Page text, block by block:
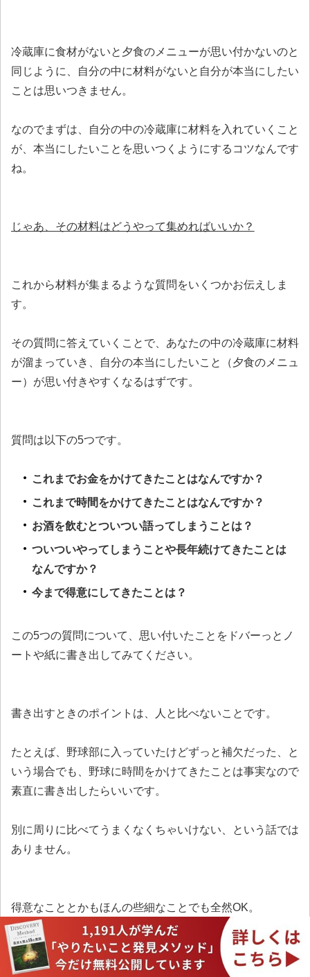
冷蔵庫に食材がないと夕食のメニューが思い付かないのと
同じように、自分の中に材料がないと自分が本当にしたい
ことは思いつきません。
なのでまずは、自分の中の冷蔵庫に材料を入れていくこと
が、本当にしたいことを思いつくようにするコツなんです
ね。
じゃあ、その材料はどうやって集めればいいか？
これから材料が集まるような質問をいくつかお伝えしま
す。
その質問に答えていくことで、あなたの中の冷蔵庫に材料
が溜まっていき、自分の本当にしたいこと（夕食のメニュ
ー）が思い付きやすくなるはずです。
質問は以下の5つです。
これまでお金をかけてきたことはなんですか？
これまで時間をかけてきたことはなんですか？
お酒を飲むとついつい語ってしまうことは？
ついついやってしまうことや長年続けてきたことは
なんですか？
今まで得意にしてきたことは？
この5つの質問について、思い付いたことをドバーっとノ
ートや紙に書き出してみてください。
書き出すときのポイントは、人と比べないことです。
たとえば、野球部に入っていたけどずっと補欠だった、と
いう場合でも、野球に時間をかけてきたことは事実なので
素直に書き出したらいいです。
別に周りに比べてうまくなくちゃいけない、という話では
ありません。
得意なこととかもほんの些細なことでも全然OK。
子供の頃、四葉のクローバーを見つけるのが上手かった、
という人はそれを得意なこととして書いてしまいましょ